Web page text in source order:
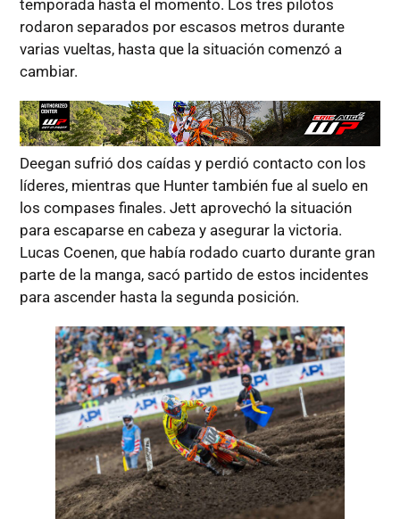
temporada hasta el momento. Los tres pilotos
rodaron separados por escasos metros durante
varias vueltas, hasta que la situación comenzó a
cambiar.
Deegan sufrió dos caídas y perdió contacto con los
líderes, mientras que Hunter también fue al suelo en
los compases finales. Jett aprovechó la situación
para escaparse en cabeza y asegurar la victoria.
Lucas Coenen, que había rodado cuarto durante gran
parte de la manga, sacó partido de estos incidentes
para ascender hasta la segunda posición.